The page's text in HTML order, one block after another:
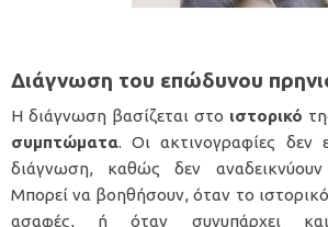
Διάγνωση του επώδυνου
Η διάγνωση βασίζεται στο ιστορικό
συμπτώματα. Οι ακτινογραφίες δεν
διάγνωση, καθώς δεν αναδεικνύουν
Μπορεί να βοηθήσουν, όταν το
ασαφές, ή όταν συνυπάρχει